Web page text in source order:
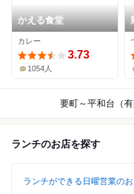
かえる食堂
カレー
3.73
1054人
ランチのお店を探す
ランチができる日曜営業の